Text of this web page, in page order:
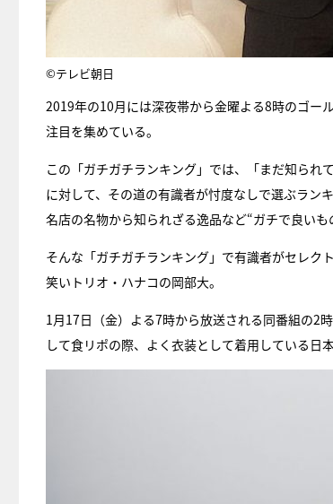
©テレビ朝日
2019年の10月には深夜帯から金曜よる8時のゴー
注目を集めている。
この「ガチガチランキング」では、「まだ知られ
に対して、その道の有識者が忖度なしで選ぶラン
名店の名物から知られざる逸品など“ガチで良いも
そんな「ガチガチランキング」で有識者がセレク
笑いトリオ・ハナコの岡部大。
1月17日（金）よる7時から放送される同番組の2
して食リポの際、よく衣装として着用している日